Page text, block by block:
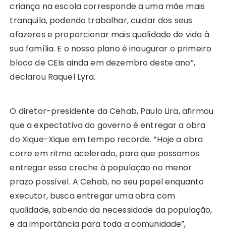
criança na escola corresponde a uma mãe mais
tranquila, podendo trabalhar, cuidar dos seus
afazeres e proporcionar mais qualidade de vida à
sua família. E o nosso plano é inaugurar o primeiro
bloco de CEIs ainda em dezembro deste ano”,
declarou Raquel Lyra.
O diretor-presidente da Cehab, Paulo Lira, afirmou
que a expectativa do governo é entregar a obra
do Xique-Xique em tempo recorde. “Hoje a obra
corre em ritmo acelerado, para que possamos
entregar essa creche à população no menor
prazo possível. A Cehab, no seu papel enquanto
executor, busca entregar uma obra com
qualidade, sabendo da necessidade da população,
e da importância para toda a comunidade”,